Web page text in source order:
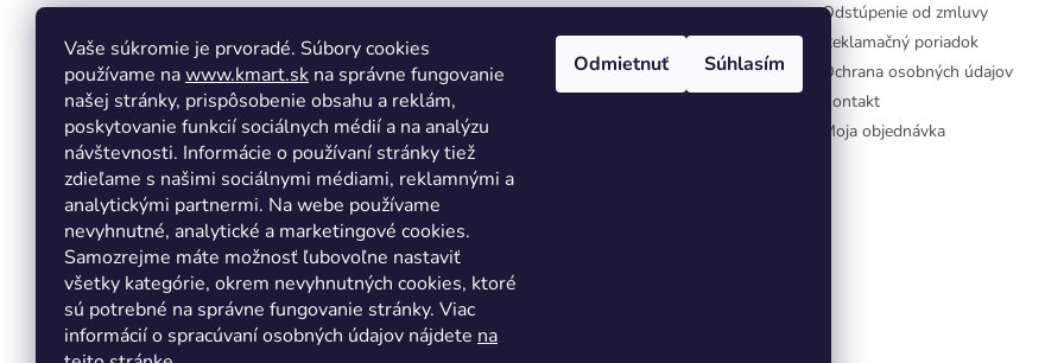
Vaše súkromie je prvoradé. Súbory cookies
používame nawww.kmart.sk na správne fungovanie
našej stránky, prispôsobenie obsahu a reklám,
poskytovanie funkcií sociálnych médií a na analýzu
návštevnosti. Informácie o používaní stránky tiež
zdieľame s našimi sociálnymi médiami, reklamnými a
analytickými partnermi. Na webe používame
nevyhnutné, analytické a marketingové cookies.
Samozrejme máte možnosť ľubovoľne nastaviť
všetky kategórie, okrem nevyhnutných cookies, ktoré
sú potrebné na správne fungovanie stránky. Viac
informácií o spracúvaní osobných údajov nájdete na
Odmietnuť Súhlasím
Odstúpenie od zmluvy
Reklamačný poriadok
Ochrana osobných údajov
Kontakt
Moja objednávka
Copyright 2026Kmart.sk. Všetky práva vyhradené.